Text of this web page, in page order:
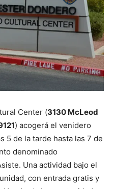
Center (3130 McLeod
) acogerá el venidero
5 de la tarde hasta las 7 de
denominado
Una actividad bajo el
con entrada gratis y